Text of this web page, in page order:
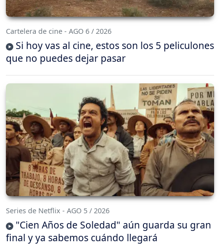
Cartelera de cine - AGO 6 / 2026
Si hoy vas al cine, estos son los 5 peliculones
que no puedes dejar pasar
Series de Netflix - AGO 5 / 2026
"Cien Años de Soledad" aún guarda su gran
final y ya sabemos cuándo llegará